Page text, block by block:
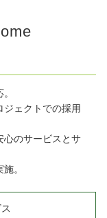
ジェクトでの採用
心のサービスとサ
。